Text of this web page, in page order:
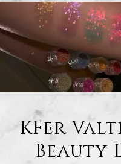
KFer
Beauty